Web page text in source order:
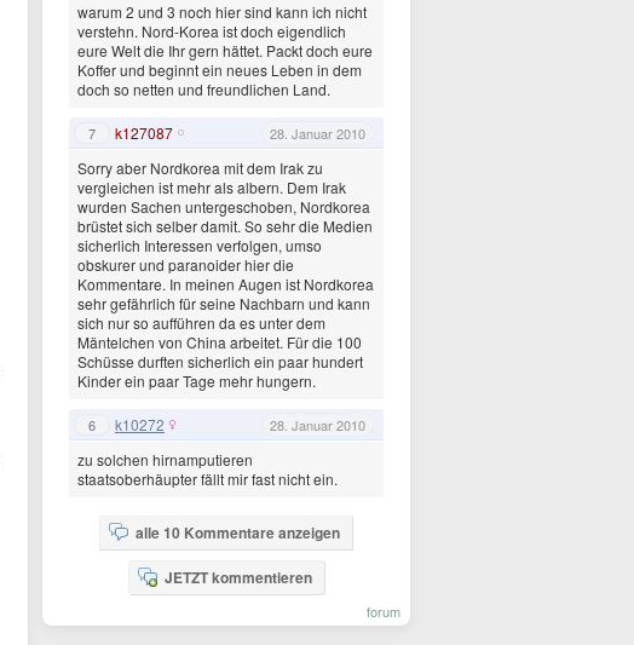
warum 2 und 3 noch hier sind kann ich nicht
verstehn. Nord-Korea ist doch eigendlich
eure Welt die Ihr gern hättet. Packt doch eure
Koffer und beginnt ein neues Leben in dem
doch so netten und freundlichen Land.
7 k127087 28. Januar 2010
Sorry aber Nordkorea mit dem Irak zu
vergleichen ist mehr als albern. Dem Irak
wurden Sachen untergeschoben, Nordkorea
brüstet sich selber damit. So sehr die Medien
sicherlich Interessen verfolgen, umso
obskurer und paranoider hier die
Kommentare. In meinen Augen ist Nordkorea
sehr gefährlich für seine Nachbarn und kann
sich nur so aufführen da es unter dem
Mäntelchen von China arbeitet. Für die 100
Schüsse durften sicherlich ein paar hundert
Kinder ein paar Tage mehr hungern.
6 k10272 28. Januar 2010
zu solchen hirnamputieren
staatsoberhäupter fällt mir fast nicht ein.
alle 10 Kommentare anzeigen
JETZT kommentieren
forum